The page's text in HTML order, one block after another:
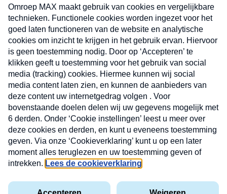
CONTACT
Volg ons op
MAX
Cookieverklaring
Kwetsbaarheid
X
Nieuwsbrief
Neem hier een gratis abonnement op de MAX
Consumenten nieuwsbrief. Elke maandag en
donderdag in uw mailbox.